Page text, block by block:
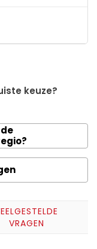
keuze?
VRAGEN